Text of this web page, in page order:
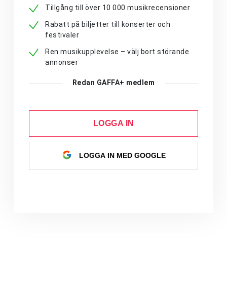
Tillgång till över 10 000 musikrecensioner
Rabatt på biljetter till konserter och
festivaler
Ren musikupplevelse – välj bort störande
annonser
Redan GAFFA+ medlem
LOGGA IN
LOGGA IN MED GOOGLE